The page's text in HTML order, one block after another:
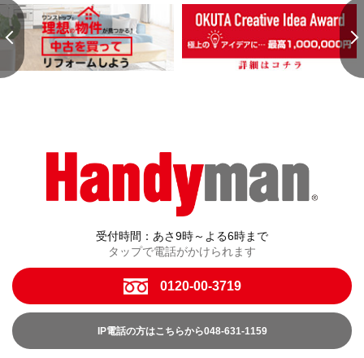
受付時間：あさ9時～よる6時まで
タップで電話がかけられます
0120-00-3719
IP電話の方はこちらから048-631-1159